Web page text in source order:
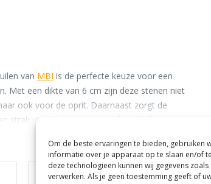
Om de beste ervaringen te bieden, gebruiken
informatie over je apparaat op te slaan en/of
deze technologieën kunnen wij gegevens
verwerken. Als je geen toestemming geeft of
van MBI is de perfecte keuze voor een
Met een dikte van 6 cm zijn deze stenen niet
ook voor de oprit. Daarnaast zorgt de
strak uiterlijk. Daarom zijn deze klinkers
ook in landelijke stijlen met meer natuurlijke
Easy to clean